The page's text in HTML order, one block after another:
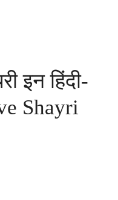
इन हिंदी-
Shayri